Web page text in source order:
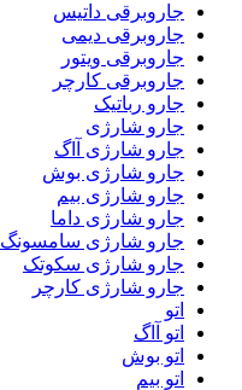
جاروبرقی داتیس
جاروبرقی دیمی
جاروبرقی ویتور
جاروبرقی کارچر
جارو رباتیک
جارو شارژی
جارو شارژی آاگ
جارو شارژی بوش
جارو شارژی بیم
جارو شارژی داما
جارو شارژی سامسونگ
جارو شارژی سکوتک
جارو شارژی کارچر
اتو
اتو آاگ
اتو بوش
اتو بیم